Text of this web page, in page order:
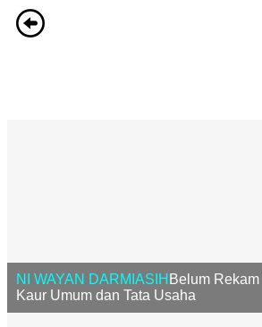
NI WAYAN DARMIASIH Belum
Kaur Umum dan Tata Usaha